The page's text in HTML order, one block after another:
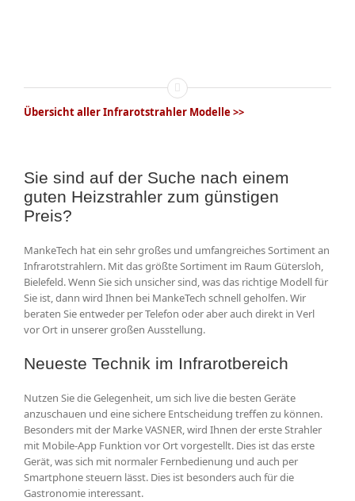
Übersicht aller Infrarotstrahler Modelle >>
Sie sind auf der Suche nach einem
guten Heizstrahler zum günstigen
Preis?
MankeTech hat ein sehr großes und umfangreiches Sortiment an
Infrarotstrahlern. Mit das größte Sortiment im Raum Gütersloh,
Bielefeld. Wenn Sie sich unsicher sind, was das richtige Modell für
Sie ist, dann wird Ihnen bei MankeTech schnell geholfen. Wir
beraten Sie entweder per Telefon oder aber auch direkt in Verl
vor Ort in unserer großen Ausstellung.
Neueste Technik im Infrarotbereich
Nutzen Sie die Gelegenheit, um sich live die besten Geräte
anzuschauen und eine sichere Entscheidung treffen zu können.
Besonders mit der Marke VASNER, wird Ihnen der erste Strahler
mit Mobile-App Funktion vor Ort vorgestellt. Dies ist das erste
Gerät, was sich mit normaler Fernbedienung und auch per
Smartphone steuern lässt. Dies ist besonders auch für die
Gastronomie interessant.